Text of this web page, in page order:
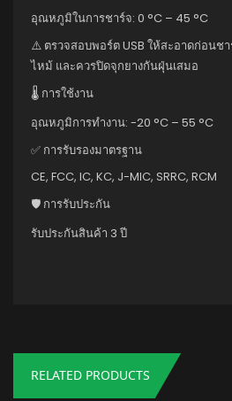
อุณหภูมิในการชาร์จ: 0 °C – 45 °C
⚠️ ตรวจสอบพอร์ต USB ให้สะอาดก่อนช
ไหม้ และควรปิดจุกยางกันฝุ่นเสมอ
🌡 การใช้งาน
อุณหภูมิการทำงาน: -20 °C – 55 °C
✅ การรับรองมาตรฐาน
CE, FCC, IC, KC, J-MIC, SRRC, RCM
🛡 การรับประกัน
รับประกันสินค้า 3 ปี
RELATED PRODUCTS